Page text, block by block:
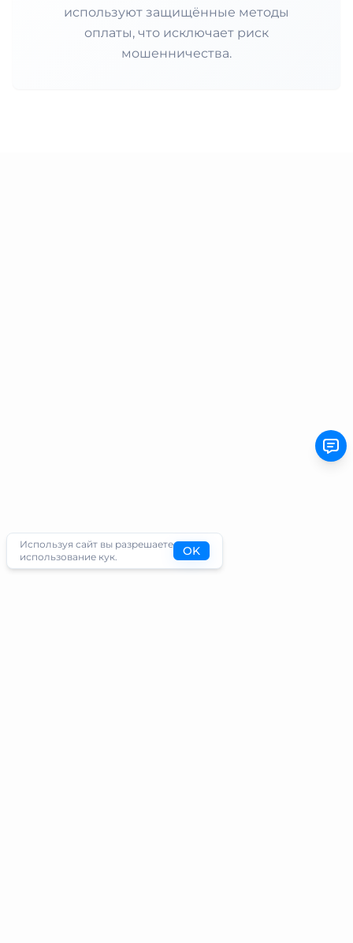
используют защищённые методы
оплаты, что исключает риск
мошенничества.
Используя сайт вы разрешаете
использование кук.
OK